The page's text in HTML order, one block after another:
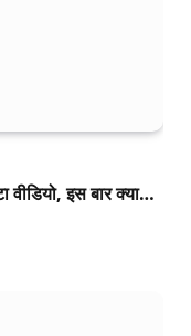
वीडियो, इस बार क्या…